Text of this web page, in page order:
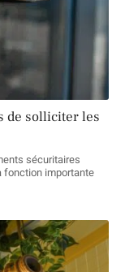
de solliciter les
sécuritaires
fonction importante